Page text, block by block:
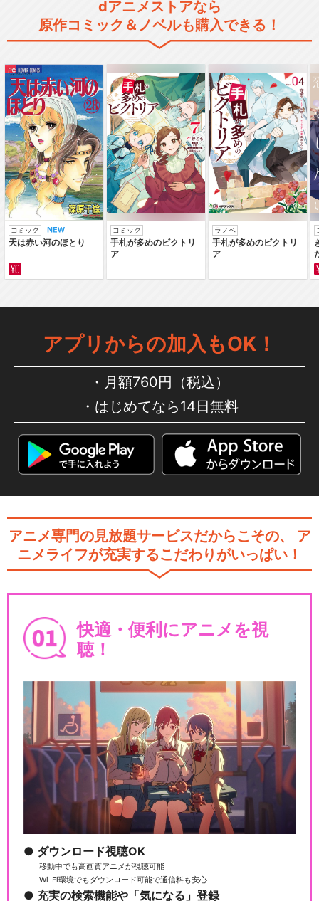
dアニメストアなら
原作コミック＆ノベルも購入できる！
コミック
天は赤い河のほとり
コミック
手札が多めのビクトリ
ア
ラノベ
手札が多めのビクトリ
ア
アプリからの加入もOK！
月額760円（税込）
はじめてなら14日無料
アニメ専門の見放題サービスだからこその、
ア
ニメライフが充実するこだわりがいっぱい！
快適・便利にアニメを視
聴！
ダウンロード視聴OK
移動中でも高画質アニメが視聴可能
Wi-Fi環境でもダウンロード可能で通信料も安心
充実の検索機能や「気になる」登録